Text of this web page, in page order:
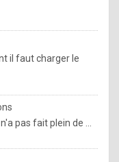
il faut charger le
pas fait plein de ...